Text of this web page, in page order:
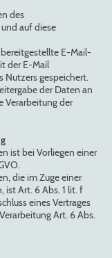
des
auf diese
E-Mail-
der E-Mail
gespeichert.
der Daten an
Verarbeitung der
ist bei Vorliegen einer
die im Zuge einer
ist Art. 6 Abs. 1 lit. f
eines Vertrages
Art. 6 Abs.